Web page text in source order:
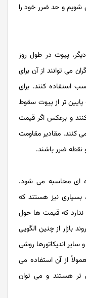
و حد ضرر خود را
پیوت در طول روز
می ‌‌‌توانند از آن برای
استفاده کنند. برای
پایین ‌‌‌تر از پیوت سقوط
و برعکس اگر قیمت
‌‌‌کنند. مقادیر مقاومت
نقطه ضرر باشند.
ای محاسبه می ‌‌‌شود.
بسیاری نیز هستند که
ندارد که قیمت‌‌‌ ها حول
بازار از چنین الگویی
اندیکاتورها روشی
از آن استفاده می‌‌‌
تر هستند و می ‌‌‌توان